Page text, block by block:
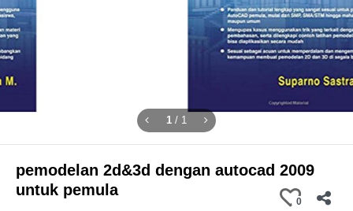
1 / 1
pemodelan 2d&3d dengan autocad 2009
untuk pemula
0